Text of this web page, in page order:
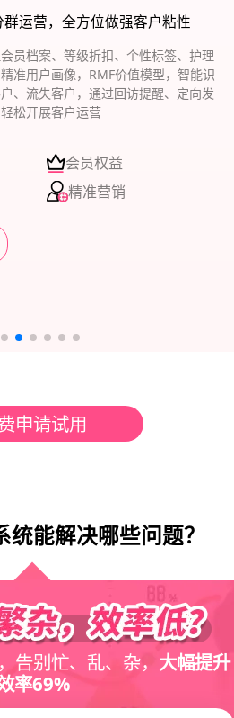
运营，全方位做强客户粘性
员档案、等级折扣、个性标签、护理
准用户画像，RMF价值模型，智能识
、流失客户，通过回访提醒、定向发
松开展客户运营
会员权益
精准营销
申请试用
能解决哪些问题？
告别忙、乱、杂， 大幅提升
率69%